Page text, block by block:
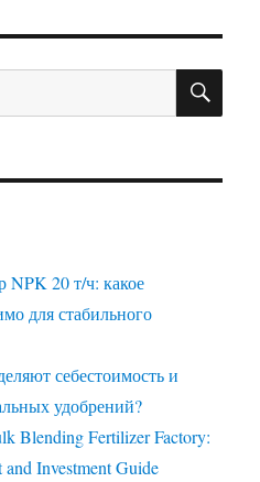
NPK 20 т/ч: какое
для стабильного
себестоимость и
удобрений?
Blending Fertilizer Factory:
Investment Guide